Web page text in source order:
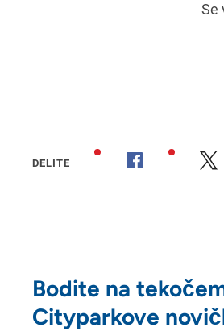
Se
DELITE
Bodite na
Cityparkove